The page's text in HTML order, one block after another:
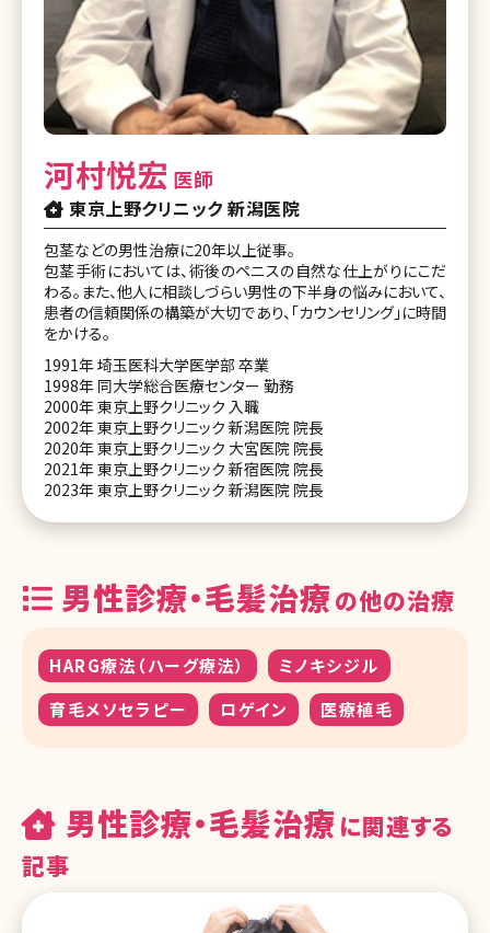
河村悦宏 医師
東京上野クリニック 新潟医院
包茎などの男性治療に20年以上従事。
包茎手術においては、術後のペニスの自然な仕上がりにこだ
わる。また、他人に相談しづらい男性の下半身の悩みにおいて、
患者の信頼関係の構築が大切であり、「カウンセリング」に時間
をかける。
1991年 埼玉医科大学医学部 卒業
1998年 同大学総合医療センター 勤務
2000年 東京上野クリニック 入職
2002年 東京上野クリニック 新潟医院 院長
2020年 東京上野クリニック 大宮医院 院長
2021年 東京上野クリニック 新宿医院 院長
2023年 東京上野クリニック 新潟医院 院長
男性診療・毛髪治療の他の治療
HARG療法（ハーグ療法）
ミノキシジル
育毛メソセラピー
ロゲイン 医療植毛
男性診療・毛髪治療 に関連する
記事